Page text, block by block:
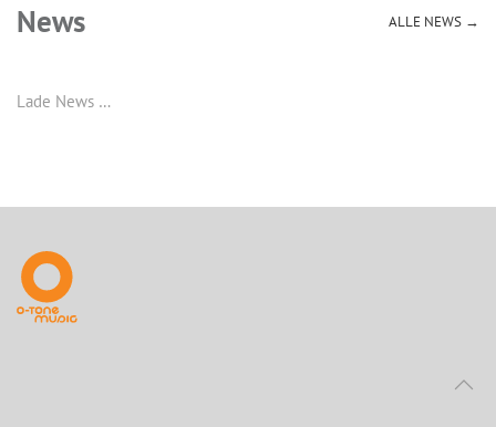
News ALLE NEWS →
Lade News …